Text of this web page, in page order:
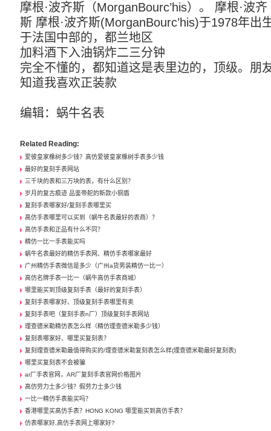
摩根·波齐斯（MorganBourc’his）。 摩根·波齐
斯 摩根·波齐斯(MorganBourc’his)于1978年出
于法国中部的，都兰地区
加料酒下入油锅炸二三分钟
完全不懂的，都知道这是表里边的，顶级。朋
知道我喜欢正装款
编辑： 蜗牛名表
Related Reading:
爱彼皇家橡树多少钱？高仿爱彼皇家橡树手表多少钱
最好的复刻手表网站
三千块的表和三万块的表，有什么区别？
岁月的复古痕迹 品鉴帝舵的新款小铜盾
复刻手表哪家好/复刻手表哪里买
高仿手表哪里可以买到（蜗牛名表最好的表商）？
高仿手表和正品有什么不同？
精仿一比一手表能买吗
蜗牛名表最好的精仿手表网、精仿手表哪家最好
广州精仿手表微信是多少（广州a货男装精仿一比一）
高仿名牌手表一比一（蜗牛高仿手表商城）
哪里能买到顶级复刻手表（最好的复刻手表）
复刻手表哪家好、顶级复刻手表哪里有卖
复刻手表吧（复刻手表n厂）顶级复刻手表网站
理查德米勒精仿表怎么样（精仿理查德米勒多少钱）
复刻表哪家好、哪里买复刻表？
复刻理查德米勒最值得购买的/理查德米勒复刻表怎么样(理查德米勒最好复刻表)
哪里买复刻表不会被骗
ar厂手表官网，AR厂复刻手表官网价格图片
高仿劳力士多少钱？假劳力士多少钱
一比一精仿手表能买吗？
香港哪里买高仿手表？HONG KONG 哪里能买到高仿手表？
仿表哪家好,高仿手表网上哪家好?